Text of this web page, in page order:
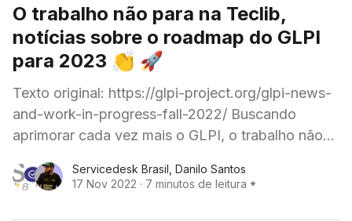
O trabalho não para na Teclib,
notícias sobre o roadmap do GLPI
para 2023 👏 🚀
Texto original: https://glpi-project.org/glpi-news-
and-work-in-progress-fall-2022/ Buscando
aprimorar cada vez mais o GLPI, o trabalho não
andamento no roadmap da
Servicedesk Brasil Danilo Santos
17 Nov 2022 · 7 minutos de leitura